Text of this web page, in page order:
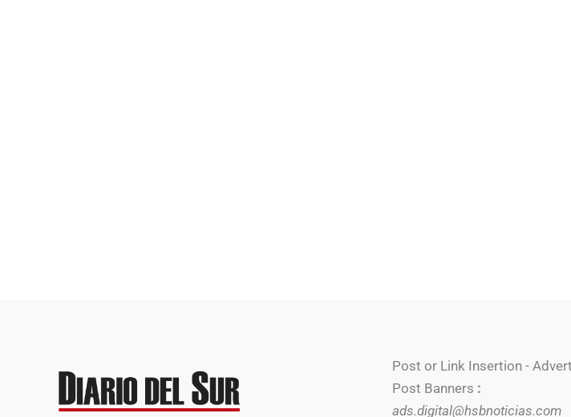
Post or Link Insertion -
Post Banners :
ads.digital@hsbnoticias.com